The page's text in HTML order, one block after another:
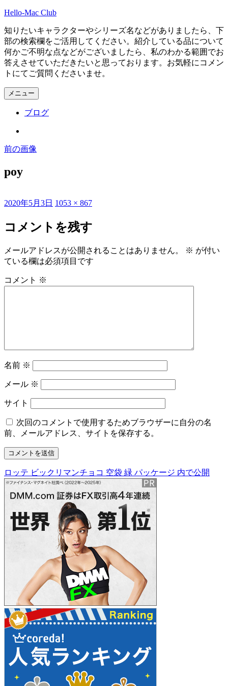
コ
テ
ン
ツ
へ
ス
キ
ッ
Hello-Mac Club
知りたいキャラクターやシリーズ名などがありましたら、下
部の検索欄をご活用してください。紹介している品について
何かご不明な点などがございましたら、私のわかる範囲でお
答えさせていただきたいと思っております。お気軽にコメン
トにてご質問くださいませ。
メニュー
ブログ
前の画像
poy
投
日:
2020年5月3日 フ
サ
イ
ズ
1053 × 867
コメントを残す
メールアドレスが公開されることはありません。 ※ が付い
ている欄は必須項目です
コメント ※
名前 ※
メール ※
サイト
次回のコメントで使用するためブラウザーに自分の名
前、メールアドレス、サイトを保存する。
投
稿
ナ
ビ
ョ
ン
ロッテ ビックリマンチョコ 空袋 緑 パッケージ 内で公開